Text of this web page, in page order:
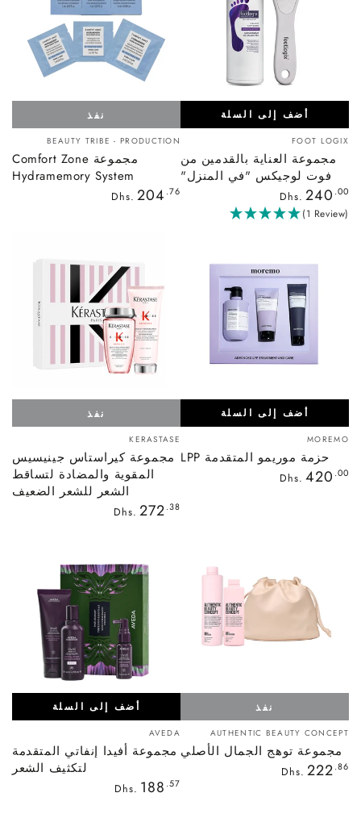
بائع:
FOOT LOGIX
مجموعة العناية بالقدمين من
فوت لوجيكس "في المنزل"
العادي
Dhs. 240 .00
أضف إلى السلة
(1 Review)
بائع:
BEAUTY TRIBE - PRODUCTION
مجموعة Comfort Zone
Hydramemory System
Dhs. 204 .76
نفذ
بائع:
MOREMO
حزمة موريمو المتقدمة LPP
Dhs. 420 .00
أضف إلى السلة
بائع:
KERASTASE
مجموعة كيراستاس جينيسيس
المقوية والمضادة لتساقط
الشعر للشعر الضعيف
Dhs. 272.38
نفذ
بائع:
AUTHENTIC BEAUTY CONCEPT
مجموعة توهج الجمال الأصلي
Dhs. 222.86
نفذ
بائع:
AVEDA
مجموعة أفيدا إنفاتي المتقدمة
لتكثيف الشعر
Dhs. 188 .57
أضف إلى السلة